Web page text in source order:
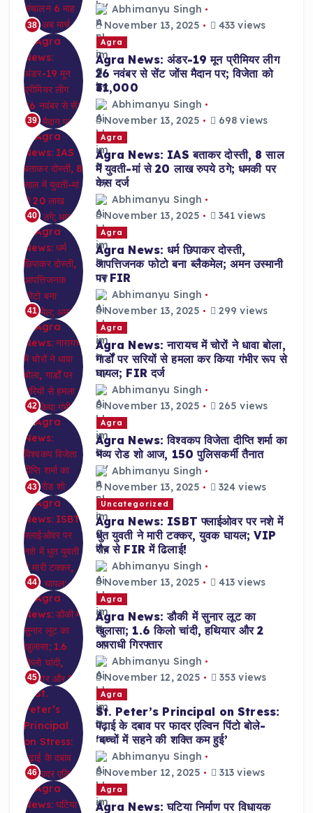
38
Abhimanyu Singh
November 13, 2025
433 views
39
Agra
Agra News: अंडर-19 मून प्रीमियर लीग
26 नवंबर से सेंट जोंस मैदान पर; विजेता को
₹31,000
Abhimanyu Singh
November 13, 2025
698 views
40
Agra
Agra News: IAS बताकर दोस्ती, 8 साल
में युवती-मां से 20 लाख रुपये ठगे; धमकी पर
केस दर्ज
Abhimanyu Singh
November 13, 2025
341 views
41
Agra
Agra News: धर्म छिपाकर दोस्ती,
आपत्तिजनक फोटो बना ब्लैकमेल; अमन उस्मानी
पर FIR
Abhimanyu Singh
November 13, 2025
299 views
42
Agra
Agra News: नारायच में चोरों ने धावा बोला,
गार्डों पर सरियों से हमला कर किया गंभीर रूप से
घायल; FIR दर्ज
Abhimanyu Singh
November 13, 2025
265 views
43
Agra
Agra News: विश्वकप विजेता दीप्ति शर्मा का
भव्य रोड शो आज, 150 पुलिसकर्मी तैनात
Abhimanyu Singh
November 13, 2025
324 views
44
Uncategorized
Agra News: ISBT फ्लाईओवर पर नशे में
धुत युवती ने मारी टक्कर, युवक घायल; VIP
रौब से FIR में ढिलाई!
Abhimanyu Singh
November 13, 2025
413 views
45
Agra
Agra News: डौकी में सुनार लूट का
खुलासा; 1.6 किलो चांदी, हथियार और 2
अपराधी गिरफ्तार
Abhimanyu Singh
November 12, 2025
353 views
46
Agra
St. Peter’s Principal on Stress:
पढ़ाई के दबाव पर फादर एल्विन पिंटो बोले-
‘बच्चों में सहने की शक्ति कम हुई’
Abhimanyu Singh
November 12, 2025
313 views
Agra
Agra News: घटिया निर्माण पर विधायक